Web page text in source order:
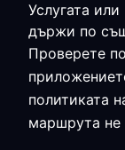
Услугата
държи по
Проверете
политиката
маршрута не